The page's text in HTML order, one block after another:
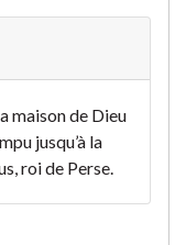
maison de Dieu
jusqu’à la
roi de Perse.